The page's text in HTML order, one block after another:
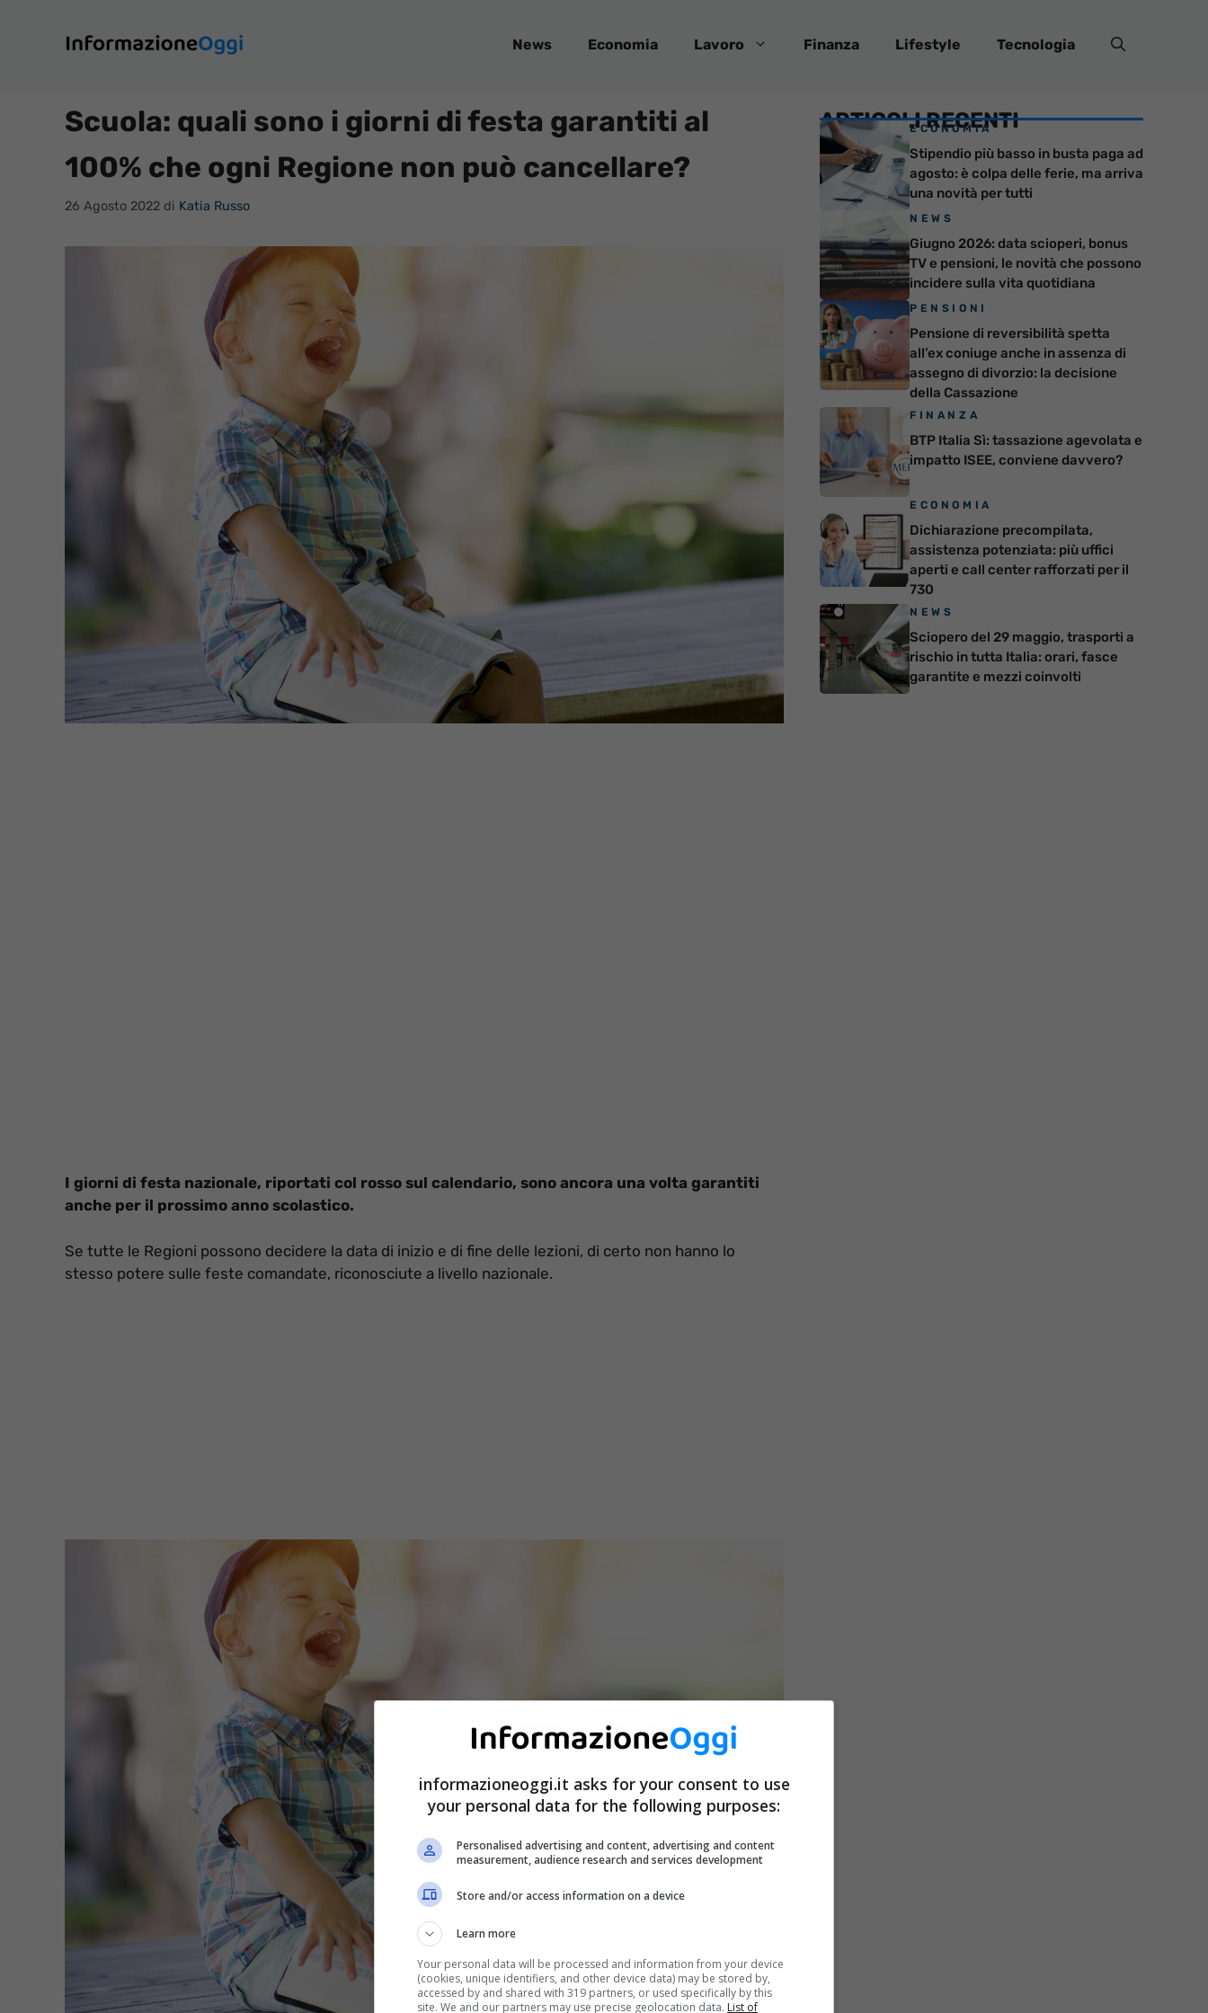
contenuto
News Economia Lavoro Finanza Lifestyle Tecnologia
Scuola: quali sono i giorni di festa garantiti al
100% che ogni Regione non può cancellare?
26 Agosto 2022 di Katia Russo
I giorni di festa nazionale, riportati col rosso sul calendario, sono ancora una volta garantiti
anche per il prossimo anno scolastico.
Se tutte le Regioni possono decidere la data di inizio e di fine delle lezioni, di certo non hanno lo
stesso potere sulle feste comandate, riconosciute a livello nazionale.
ARTICOLI RECENTI
ECONOMIA
Stipendio più basso in busta paga ad
agosto: è colpa delle ferie, ma arriva
una novità per tutti
NEWS
Giugno 2026: data scioperi, bonus
TV e pensioni, le novità che possono
incidere sulla vita quotidiana
PENSIONI
Pensione di reversibilità spetta
all’ex coniuge anche in assenza di
assegno di divorzio: la decisione
della Cassazione
FINANZA
BTP Italia Sì: tassazione agevolata e
impatto ISEE, conviene davvero?
ECONOMIA
Dichiarazione precompilata,
assistenza potenziata: più uffici
aperti e call center rafforzati per il
730
NEWS
Sciopero del 29 maggio, trasporti a
rischio in tutta Italia: orari, fasce
garantite e mezzi coinvolti
informazioneoggi.it asks for your consent to use
your personal data for the following purposes:
Personalised advertising and content, advertising and content
measurement, audience research and services development
Store and/or access information on a device
Learn more
Your personal data will be processed and information from your device
(cookies, unique identifiers, and other device data) may be stored by,
accessed by and shared with 319 partners, or used specifically by this
site. We and our partners may use precise geolocation data. List of